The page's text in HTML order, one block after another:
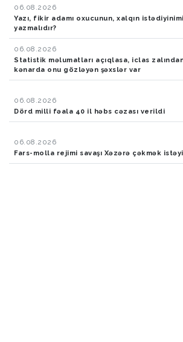
06.08.2026
Yazı, fikir adamı oxucunun, xalqın istədiyinimi
yazmalıdır?
06.08.2026
Statistik məlumatları açıqlasa, iclas
kənarda onu gözləyən şəxslər var
06.08.2026
Dörd milli fəala 40 il həbs cəzası verildi
06.08.2026
Fars-molla rejimi savaşı Xəzərə çəkmək